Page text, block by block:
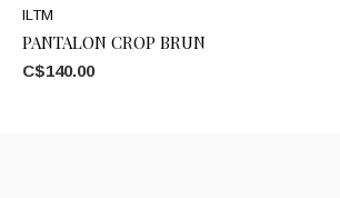
ILTM
PANTALON CROP BRUN
C$140.00